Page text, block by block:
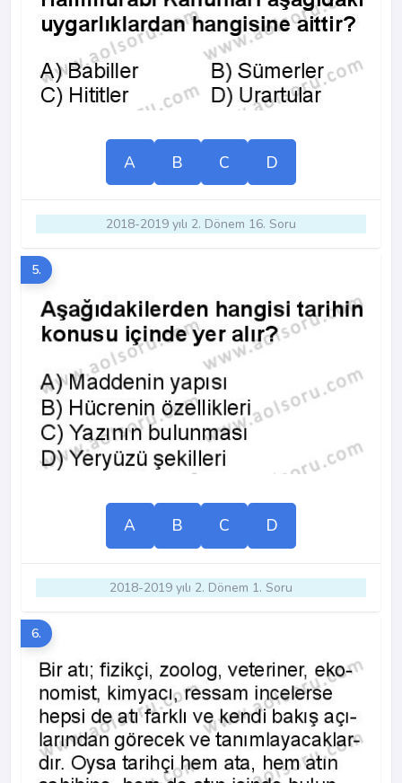
A B C D
2018-2019 yılı 2. Dönem 16. Soru
5.
A B C D
2018-2019 yılı 2. Dönem 1. Soru
6.